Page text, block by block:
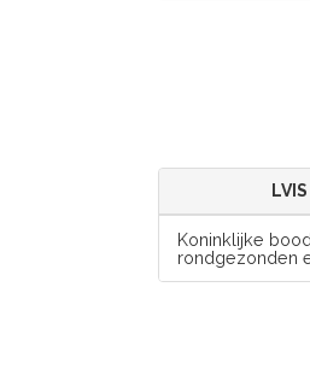
Koninklijke
rondgezonden